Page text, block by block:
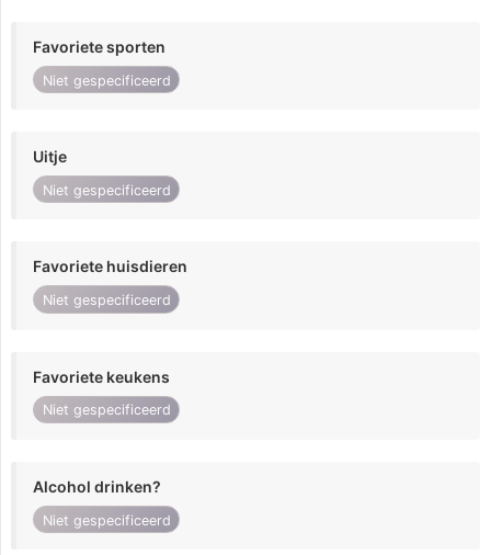
Favoriete sporten
Niet gespecificeerd
Uitje
Niet gespecificeerd
Favoriete huisdieren
Niet gespecificeerd
Favoriete keukens
Niet gespecificeerd
Alcohol drinken?
Niet gespecificeerd